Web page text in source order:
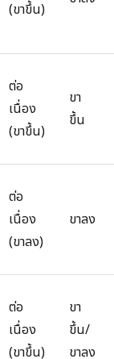
(ขาขึ้น)
ต่อ
เนื่อง
(ขาขึ้น)
ขา
ขึ้น
ต่อ
เนื่อง
(ขาลง)
ขาลง
ต่อ
เนื่อง
(ขาขึ้น)
ขา
ขึ้น/
ขาลง